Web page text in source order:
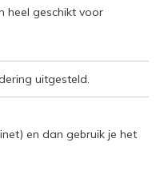
heel geschikt voor
uitgesteld.
en dan gebruik je het